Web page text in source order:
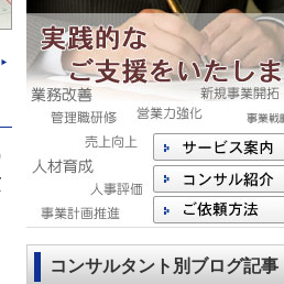
コンサルタント別ブログ記事